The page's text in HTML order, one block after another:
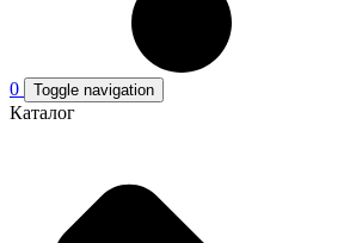
0 Toggle navigation
Каталог